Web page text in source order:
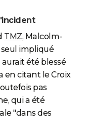
TMZ, Malcolm-
impliqué
été blessé
en citant le Croix
pas
qui a été
"dans des